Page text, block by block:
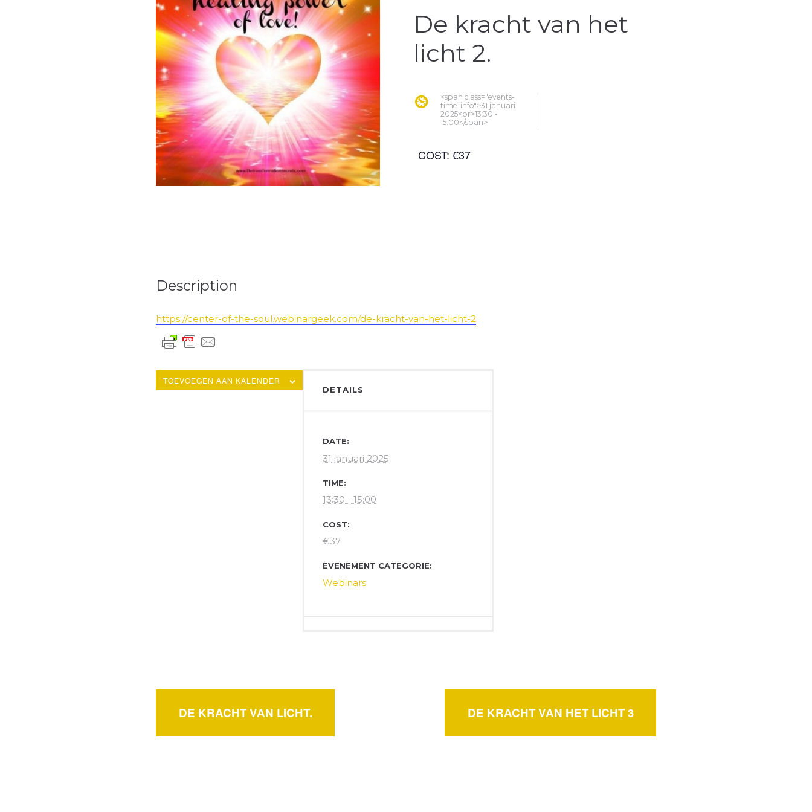
De kracht van het
licht 2.
<span class="events-
time-info">31 januari
2025<br>13:30 -
15:00</span>
COST:€37
Description
https://center-of-the-soul.webinargeek.com/de-kracht-van-het-licht-2
TOEVOEGEN AAN KALENDER
DETAILS
DATE:
31 januari 2025
TIME:
13:30 - 15:00
COST:
€37
EVENEMENT CATEGORIE:
Webinars
DE KRACHT VAN LICHT. DE KRACHT VAN HET LICHT 3